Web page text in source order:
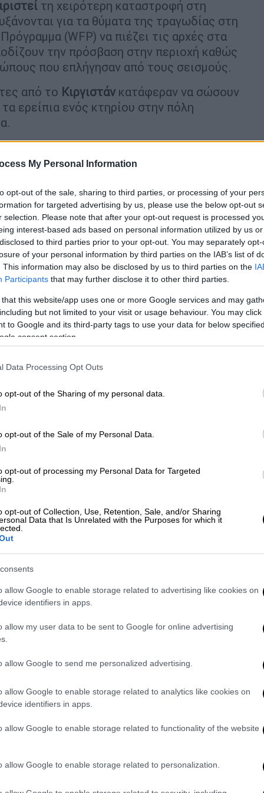
My Personal Information
opt-out of the sale, sharing to third parties, or processing of your
for targeted advertising by us, please use the below opt-out
selection. Please note that after your opt-out request is processed
interest-based ads based on personal information utilized by us
to third parties prior to your opt-out. You may separately
of your personal information by third parties on the IAB’s list of
This information may also be disclosed by us to third parties on the
Participants that may further disclose it to other third parties.
that this website/app uses one or more Google services and may
but not limited to your visit or usage behaviour. You may
to Google and its third-party tags to use your data for below
consent section.
Data Processing Opt Outs
opt-out of the Sharing of my personal data.
opt-out of the Sale of my Personal Data.
opt-out of processing my Personal Data for Targeted
opt-out of Collection, Use, Retention, Sale, and/or Sharing
Data that Is Unrelated with the Purposes for which it
allow Google to enable storage related to advertising like cookies on
identifiers in apps.
allow my user data to be sent to Google for online advertising
allow Google to send me personalized advertising.
allow Google to enable storage related to analytics like cookies on
identifiers in apps.
allow Google to enable storage related to functionality of the website
allow Google to enable storage related to personalization.
τη χειρότερη καταστροφή στη
για τα θύματα της τραγωδίας στη
(WFP) να πιέζει τις αρχές στα
την πρόσβαση στην περιοχή καθώς
που επλήγησαν από τους σεισμούς.
από το Κιργιστάν κατάφεραν να σώσουν
ερείπια ενός κτηρίου στην πόλη
ανασύρθηκαν ζωντανοί. Η μητέρα και ο
αργότερα από αφυδάτωση, ανέφερε το
και το δίδυμο αδελφάκι του δεν τα
σήμερα πριν από μία ώρα. Όταν
χαιρόμαστε πάντα", δήλωσε στο
διάσωσης.
εκεί κοντά ο οποίος αποκλείστηκε
η εργασία των συνεργείων διάσωσης.
ησυχία καθώς οι ομάδες σκαρφάλωναν
κτηρίου όπου βρέθηκε η οικογένεια για
χρησιμοποιώντας έναν
ένας εργάτης φώναξε μέσα στα
να ακούσεις τη φωνή μου".
στην Τουρκία έφθασε τις
40.642,
5.800 θανάτους, έναν απολογισμό που
τηςΔιάσκεψης του Μονάχου για την
Μπίζλι είπε πως οι κυβερνήσεις της
πολύ καλά, αλλά οι επιχειρήσεις της
Συρία.
πως τα αποθέματα τελειώνουν
συνοριακές διαβάσεις από την
τις επιχειρήσεις στη
Συρίας δεν μας δίνουν την πρόσβαση
μας. Πρέπει να διορθωθεί
τα χρήματα. Η επιχείρησή μας
μήνα μόνο για την απόκρισή μας στον
νέο κύμα προσφύγων, πρέπει να έχουμε
ο Μπίζλι.